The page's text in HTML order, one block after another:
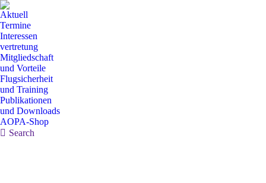
Aktuell
Termine
Interessen
vertretung
Mitgliedschaft
und Vorteile
Flugsicherheit
und Training
Publikationen
und Downloads
AOPA-Shop
Search:
Search